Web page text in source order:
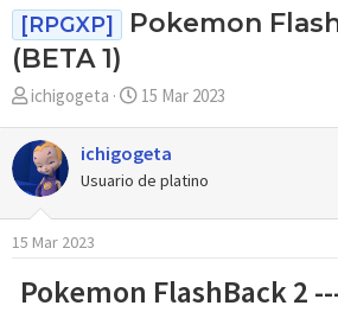
[RPGXP]
Pokemon
(BETA 1)
A
t
o
r
ichigogeta
F
h
a
d
n
15 Mar 2023
ichigogeta
Usuario de platino
15 Mar 2023
Pokemon FlashBack 2